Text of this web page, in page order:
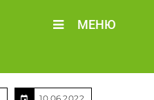
МЕНЮ